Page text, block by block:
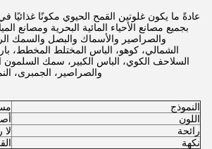
عادةً ما يكون غلوتين القمح الحيوي مكونًا غذائيًا
بجميع مصانع الأحياء المائية البحرية ومصانع
والصراصير والأسماك والبصل والسمك
الشمالي، كوهو، الباس المختلط المخطط،
السلاحف الكوي، الباس الكبير، سمك السلمون
والصراصير، الجمبرى،
النموذج
اللون
رائحة
لا
نكهة